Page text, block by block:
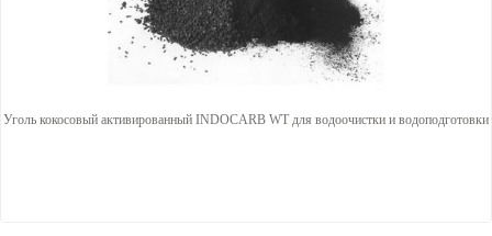
Уголь кокосовый активированный INDOCARB WT для водоочистки и водоподготовки